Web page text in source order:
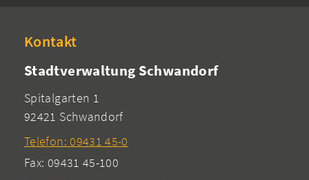
Kontakt
Stadtverwaltung Schwandorf
Spitalgarten 1
92421 Schwandorf
Telefon: 09431 45-0
Fax: 09431 45-100